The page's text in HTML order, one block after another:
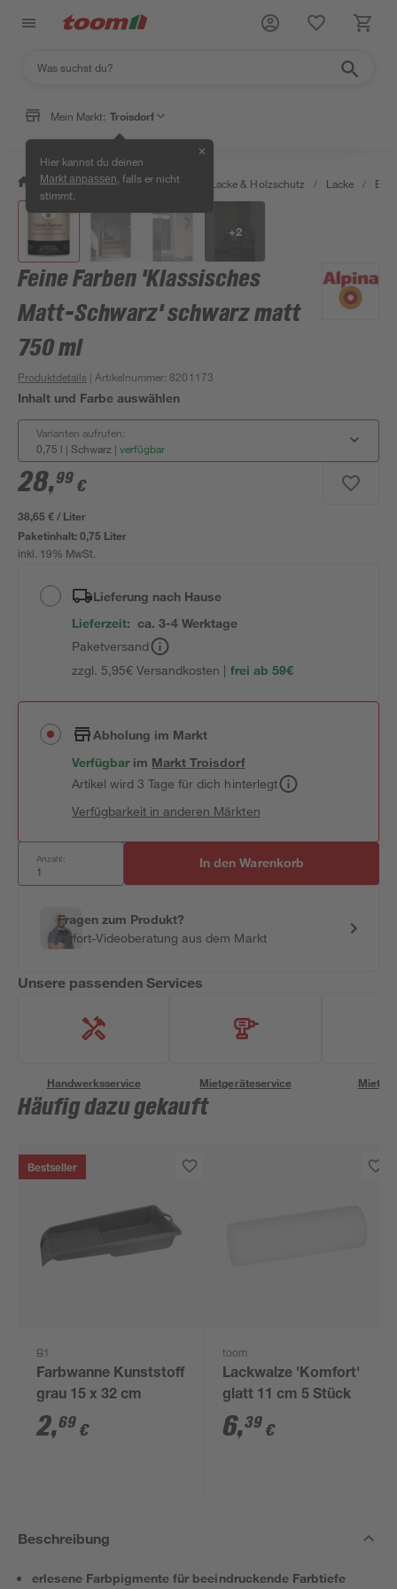
Mein Markt: Troisdorf
Hier kannst du deinen
Markt anpassen , falls er nicht
stimmt.
✕
/ Bauen & Renovieren / Farben, Lacke & Holzschutz / Lacke /
+2
Feine Farben 'Klassisches
Matt-Schwarz' schwarz matt
750 ml
Produktdetails | Artikelnummer: 8201173
Inhalt und Farbe auswählen
Varianten aufrufen:
0,75 l | Schwarz | verfügbar
28,99 €
38,65 € / Liter
Paketinhalt:0,75 Liter
inkl. 19% MwSt.
Lieferung nach Hause
Lieferzeit: ca. 3-4 Werktage
Paketversand
zzgl. 5,95€ Versandkosten | frei ab 59€
Abholung im Markt
Verfügbar im MarktTroisdorf
Artikel wird 3 Tage für dich hinterlegt
Verfügbarkeit in anderen Märkten
Anzahl: In den Warenkorb
Fragen zum Produkt?
Sofort-Videoberatung aus dem Markt
Unsere passenden Services
Handwerksservice Mietgeräteservice
Häufig dazu gekauft
Bestseller
B1
Farbwanne Kunststoff
grau 15 x 32 cm
2,69 €
toom
Lackwalze 'Komfort'
glatt 11 cm 5 Stück
6,39 €
Beschreibung
erlesene Farbpigmente für beeindruckende Farbtiefe